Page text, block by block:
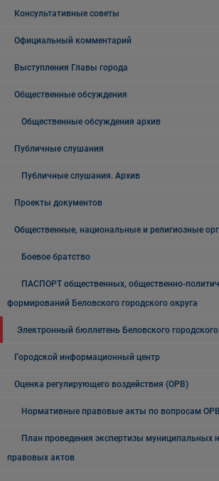
Консультативные советы
Официальный комментарий
Выступления Главы города
Общественные обсуждения
Общественные обсуждения архив
Публичные слушания
Публичные слушания. Архив
Проекты документов
Общественные, национальные и религиозные
Боевое братство
ПАСПОРТ общественных, общественно-
формирований Беловского городского округа
Электронный бюллетень Беловского городского
Городской информационный центр
Оценка регулирующего воздействия (ОРВ)
Нормативные правовые акты по вопросам ОРВ
План проведения экспертизы муниципальных
правовых актов